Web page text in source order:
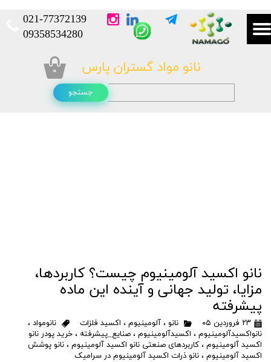
نانو مواد گستران پارس
021-77372139​​​​​​​
​​​​​​​09358534280
جستجو
۰
نانو اکسید آلومینیوم چیست؟ کاربردها،
مزایا، تولید جهانی و آینده این ماده
پیشرفته
۲۳ فروردین ۰۵ نانو ، آلومینیوم ، اکسید فلزات نانومواد ،
نانواکسیدآلومینیوم ، اکسیدآلومینیوم ، صنایع_پیشرفته ، خرید پودر نانو
اکسید آلومینیوم ، کاربردهای صنعتی نانو اکسید آلومینیوم ، نانو پوشش
اکسید آلومینیوم ، نانو ذرات اکسید آلومینیوم در سرامیک